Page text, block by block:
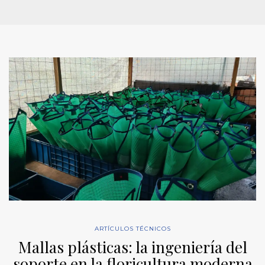
ARTÍCULOS TÉCNICOS
Mallas plásticas: la ingeniería del